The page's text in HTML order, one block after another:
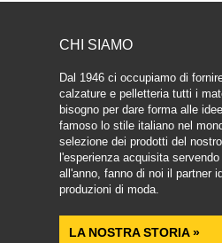
CHI SIAMO
Dal 1946 ci occupiamo di
calzature e pelletteria tutti i
bisogno per dare forma alle
famoso lo stile italiano nel
selezione dei prodotti del
l'esperienza acquisita
all'anno, fanno di noi il partner
produzioni di moda.
LA NOSTRA STORIA »